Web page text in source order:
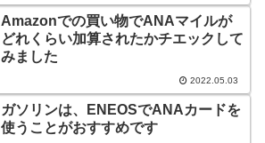
Amazonでの買い物でANAマイルが
どれくらい加算されたかチエックして
みました
2022.05.03
ガソリンは、ENEOSでANAカードを
使うことがおすすめです